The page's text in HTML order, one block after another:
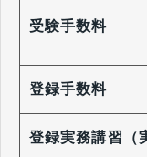
受験手数料
登録手数料
登録実務講習（